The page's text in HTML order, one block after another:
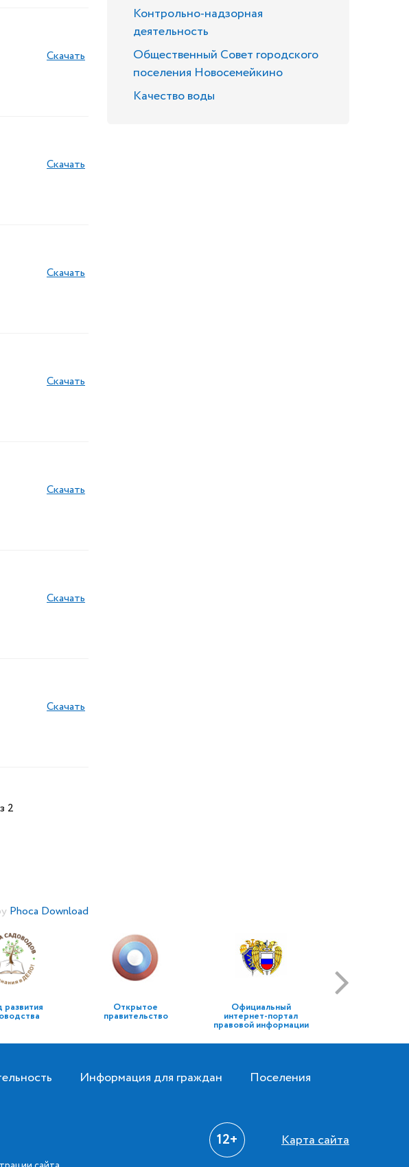
Скачать
Скачать
Скачать
Скачать
Скачать
Скачать
Скачать
2
Phoca Download
Контрольно-надзорная
деятельность
Общественный Совет городского
поселения Новосемейкино
Качество воды
Открытое
правительство
Официальный
интернет-портал
правовой информации
Информация для граждан Поселения
12+ Карта сайта